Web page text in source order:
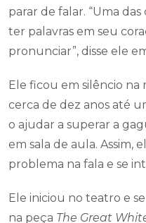
parar de falar. “Uma das
ter palavras em seu
pronunciar”, disse ele
Ele ficou em silêncio
cerca de dez anos até
o ajudar a superar a
em sala de aula. Assim,
problema na fala e se
Ele iniciou no teatro e
na peça The Great